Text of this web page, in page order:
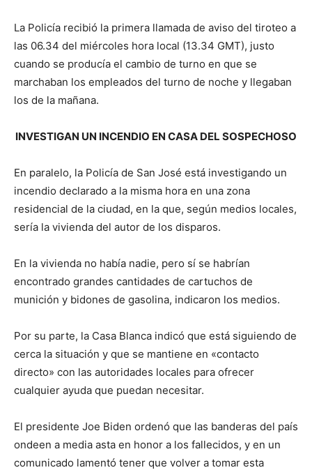
La Policía recibió la primera llamada de aviso del tiroteo a
las 06.34 del miércoles hora local (13.34 GMT), justo
cuando se producía el cambio de turno en que se
marchaban los empleados del turno de noche y llegaban
los de la mañana.
INVESTIGAN UN INCENDIO EN CASA DEL SOSPECHOSO
En paralelo, la Policía de San José está investigando un
incendio declarado a la misma hora en una zona
residencial de la ciudad, en la que, según medios locales,
sería la vivienda del autor de los disparos.
En la vivienda no había nadie, pero sí se habrían
encontrado grandes cantidades de cartuchos de
munición y bidones de gasolina, indicaron los medios.
Por su parte, la Casa Blanca indicó que está siguiendo de
cerca la situación y que se mantiene en «contacto
directo» con las autoridades locales para ofrecer
cualquier ayuda que puedan necesitar.
El presidente Joe Biden ordenó que las banderas del país
ondeen a media asta en honor a los fallecidos, y en un
comunicado lamentó tener que volver a tomar esta